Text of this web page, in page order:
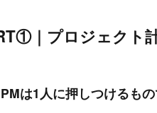
｜プロジェクト
は1人に押しつけるもの